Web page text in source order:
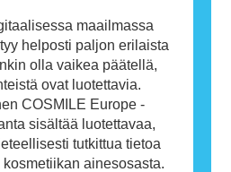
maailmassa
helposti paljon erilaista
olla vaikea päätellä,
ovat luotettavia.
COSMILE Europe -
sisältää luotettavaa,
tutkittua tietoa
kosmetiikan ainesosasta.